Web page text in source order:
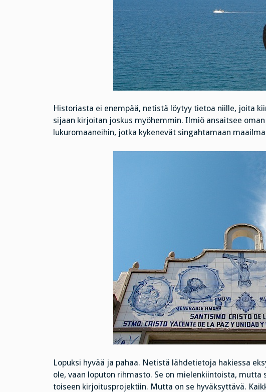
Historiasta ei enempää, netistä löytyy tietoa niille, joita
sijaan kirjoitan joskus myöhemmin. Ilmiö ansaitsee
lukuromaaneihin, jotka kykenevät singahtamaan
Lopuksi hyvää ja pahaa. Netistä lähdetietoja hakiessa
ole, vaan loputon rihmasto. Se on mielenkiintoista,
toiseen kirjoitusprojektiin. Mutta on se hyväksyttävä.